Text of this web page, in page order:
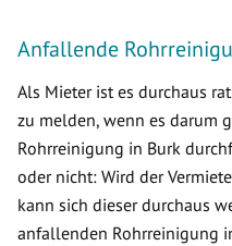
Anfallende
Als Mieter ist es durchaus
zu melden, wenn es darum
Rohrreinigung in Burk
oder nicht: Wird der
kann sich dieser durchaus
anfallenden Rohrreinigung